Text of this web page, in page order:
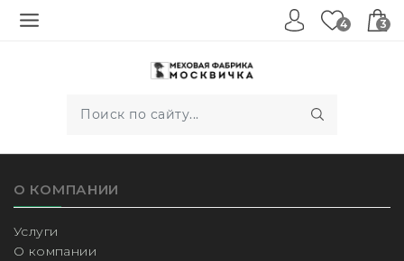
4 3
О КОМПАНИИ
Услуги
О компании